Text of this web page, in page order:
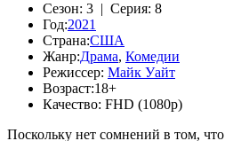
Сезон: 3 | Серия: 8
Год:2021
Страна:США
Жанр:Драма, Комедии
Режиссер: Майк Уайт
Возраст:18+
Качество: FHD (1080p)
Поскольку нет сомнений в том,